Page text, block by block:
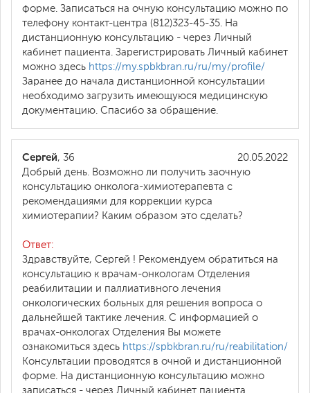
форме. Записаться на очную консультацию можно по
телефону контакт-центра (812)323-45-35. На
дистанционную консультацию - через Личный
кабинет пациента. Зарегистрировать Личный кабинет
можно здесь https://my.spbkbran.ru/ru/my/profile/
Заранее до начала дистанционной консультации
необходимо загрузить имеющуюся медицинскую
документацию. Спасибо за обращение.
20.05.2022
Сергей, 36
Добрый день. Возможно ли получить заочную
консультацию онколога-химиотерапевта с
рекомендациями для коррекции курса
химиотерапии? Каким образом это сделать?
Ответ:
Здравствуйте, Сергей ! Рекомендуем обратиться на
консультацию к врачам-онкологам Отделения
реабилитации и паллиативного лечения
онкологических больных для решения вопроса о
дальнейшей тактике лечения. С информацией о
врачах-онкологах Отделения Вы можете
ознакомиться здесь https://spbkbran.ru/ru/reabilitation/
Консультации проводятся в очной и дистанционной
форме. На дистанционную консультацию можно
записаться - через Личный кабинет пациента.